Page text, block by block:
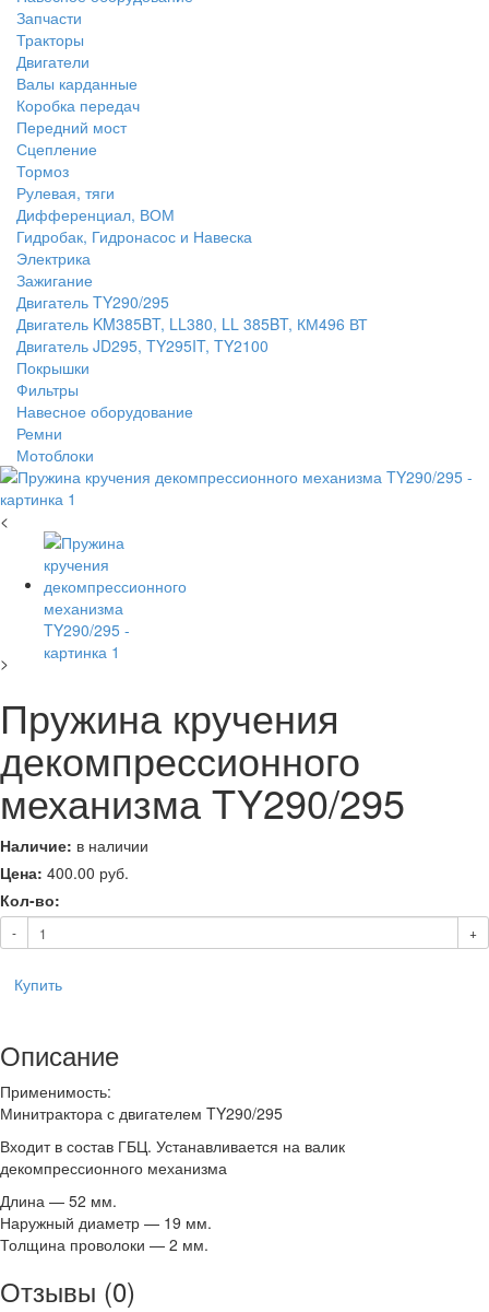
Запчасти
Тракторы
Двигатели
Валы карданные
Коробка передач
Передний мост
Сцепление
Тормоз
Рулевая, тяги
Дифференциал, ВОМ
Гидробак, Гидронасос и Навеска
Электрика
Зажигание
Двигатель TY290/295
Двигатель KM385BT, LL380, LL 385BT, КМ496 ВТ
Двигатель JD295, TY295IT, TY2100
Покрышки
Фильтры
Навесное оборудование
Ремни
Мотоблоки
<
>
Пружина кручения
декомпрессионного
механизма TY290/295
Наличие: в наличии
Цена: 400.00 руб.
Кол-во:
- +
Купить
Описание
Применимость:
Минитрактора с двигателем TY290/295
Входит в состав ГБЦ. Устанавливается на валик
декомпрессионного механизма
Длина — 52 мм.
Наружный диаметр — 19 мм.
Толщина проволоки — 2 мм.
Отзывы (0)